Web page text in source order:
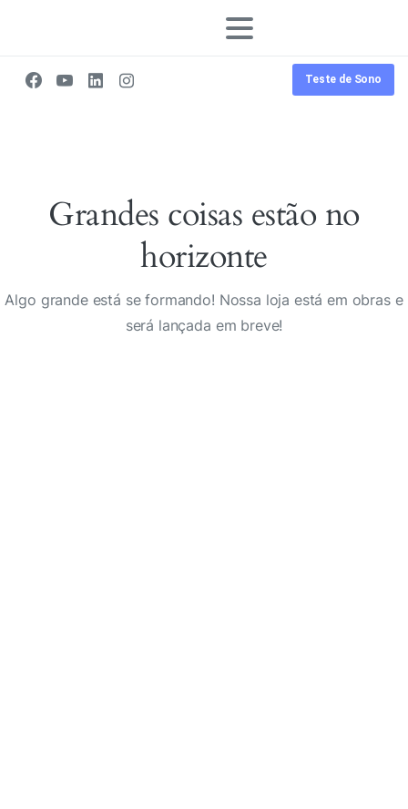
Teste de Sono
Grandes coisas estão no
horizonte
Algo grande está se formando! Nossa loja está em obras e
será lançada em breve!